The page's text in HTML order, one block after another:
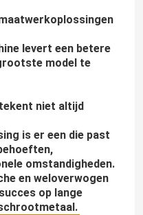
levert een betere
model te
niet altijd
is er een die past
omstandigheden.
en weloverwogen
op lange